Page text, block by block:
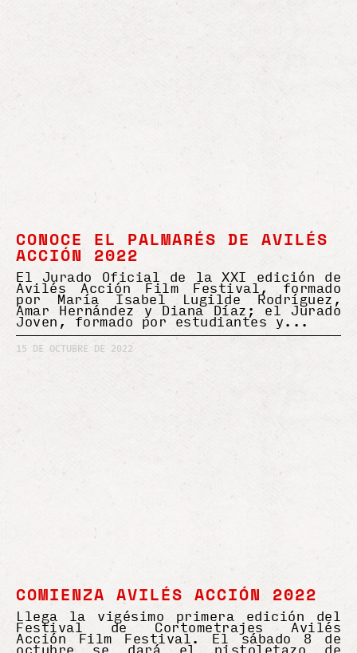
CONOCE EL PALMARÉS DE AVILÉS
ACCIÓN 2022
El Jurado Oficial de la XXI edición de
Avilés Acción Film Festival, formado
por María Isabel Lugilde Rodríguez,
Amar Hernández y Diana Díaz; el Jurado
Joven, formado por estudiantes y
15 DE OCTUBRE DE 2022
COMIENZA AVILÉS ACCIÓN 2022
Llega la vigésimo primera edición del
Festival de Cortometrajes Avilés
Acción Film Festival. El sábado 8 de